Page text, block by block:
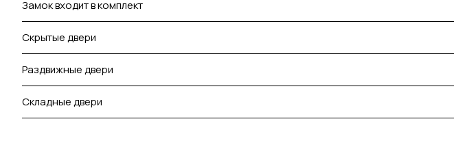
Замок входит в комплект
Скрытые двери
Раздвижные двери
Складные двери